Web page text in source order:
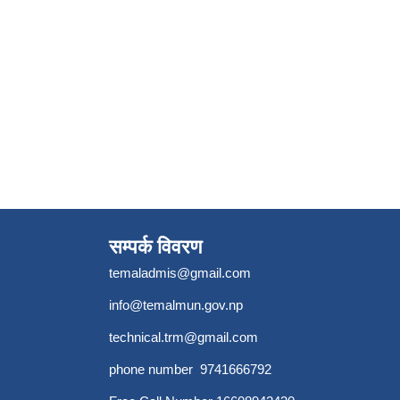
सम्पर्क विवरण
temaladmis@gmail.com
info@temalmun.gov.np
technical.trm@gmail.com
phone number 9741666792